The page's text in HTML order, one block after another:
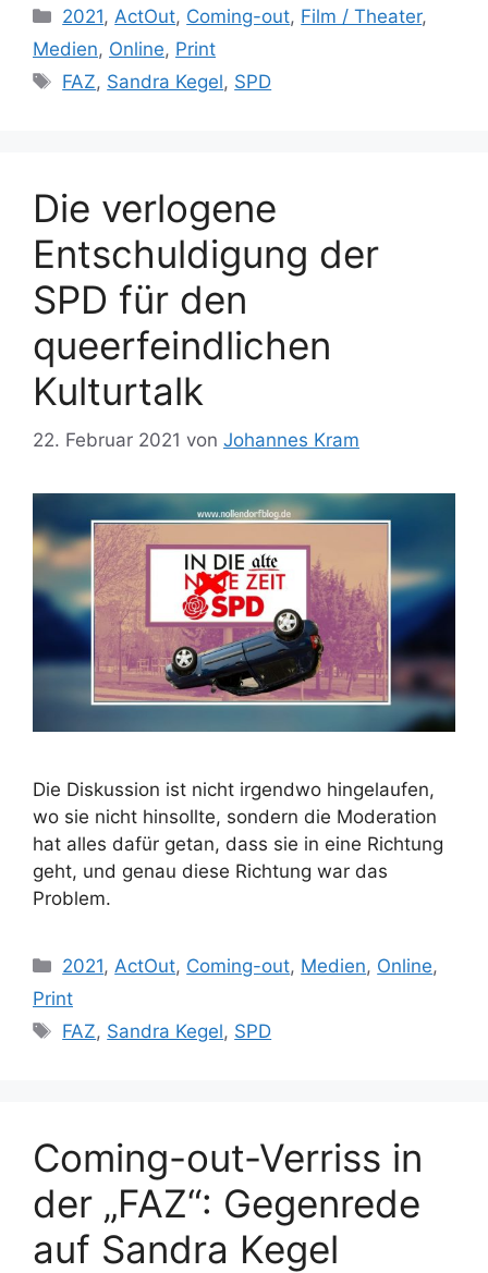
Kategorien
2021,ActOut, Coming-out, Film / Theater,
Medien, Online, Print
Schlagwörter
FAZ, Sandra Kegel, SPD
Die verlogene
Entschuldigung der
SPD für den
queerfeindlichen
Kulturtalk
22. Februar 2021 von Johannes Kram
Die Diskussion ist nicht irgendwo hingelaufen,
wo sie nicht hinsollte, sondern die Moderation
hat alles dafür getan, dass sie in eine Richtung
geht, und genau diese Richtung war das
Problem.
Kategorien
2021, ActOut, Coming-out, Medien, Online,
Print
Schlagwörter
FAZ, Sandra Kegel, SPD
Coming-out-Verriss in
der „FAZ“: Gegenrede
auf Sandra Kegel